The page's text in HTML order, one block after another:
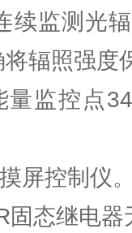
续监测光
辐照强度
监控点
屏控制仪
固态继电器